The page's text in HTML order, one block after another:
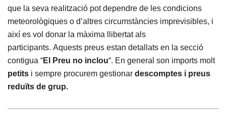
que la seva realització pot dependre de les condicions
meteorològiques o d’altres circumstàncies imprevisibles, i
així es vol donar la màxima llibertat als
participants. Aquests preus estan detallats en la secció
contigua “El Preu no inclou“. En general son imports molt
petits i sempre procurem gestionar descomptes i preus
reduïts de grup.